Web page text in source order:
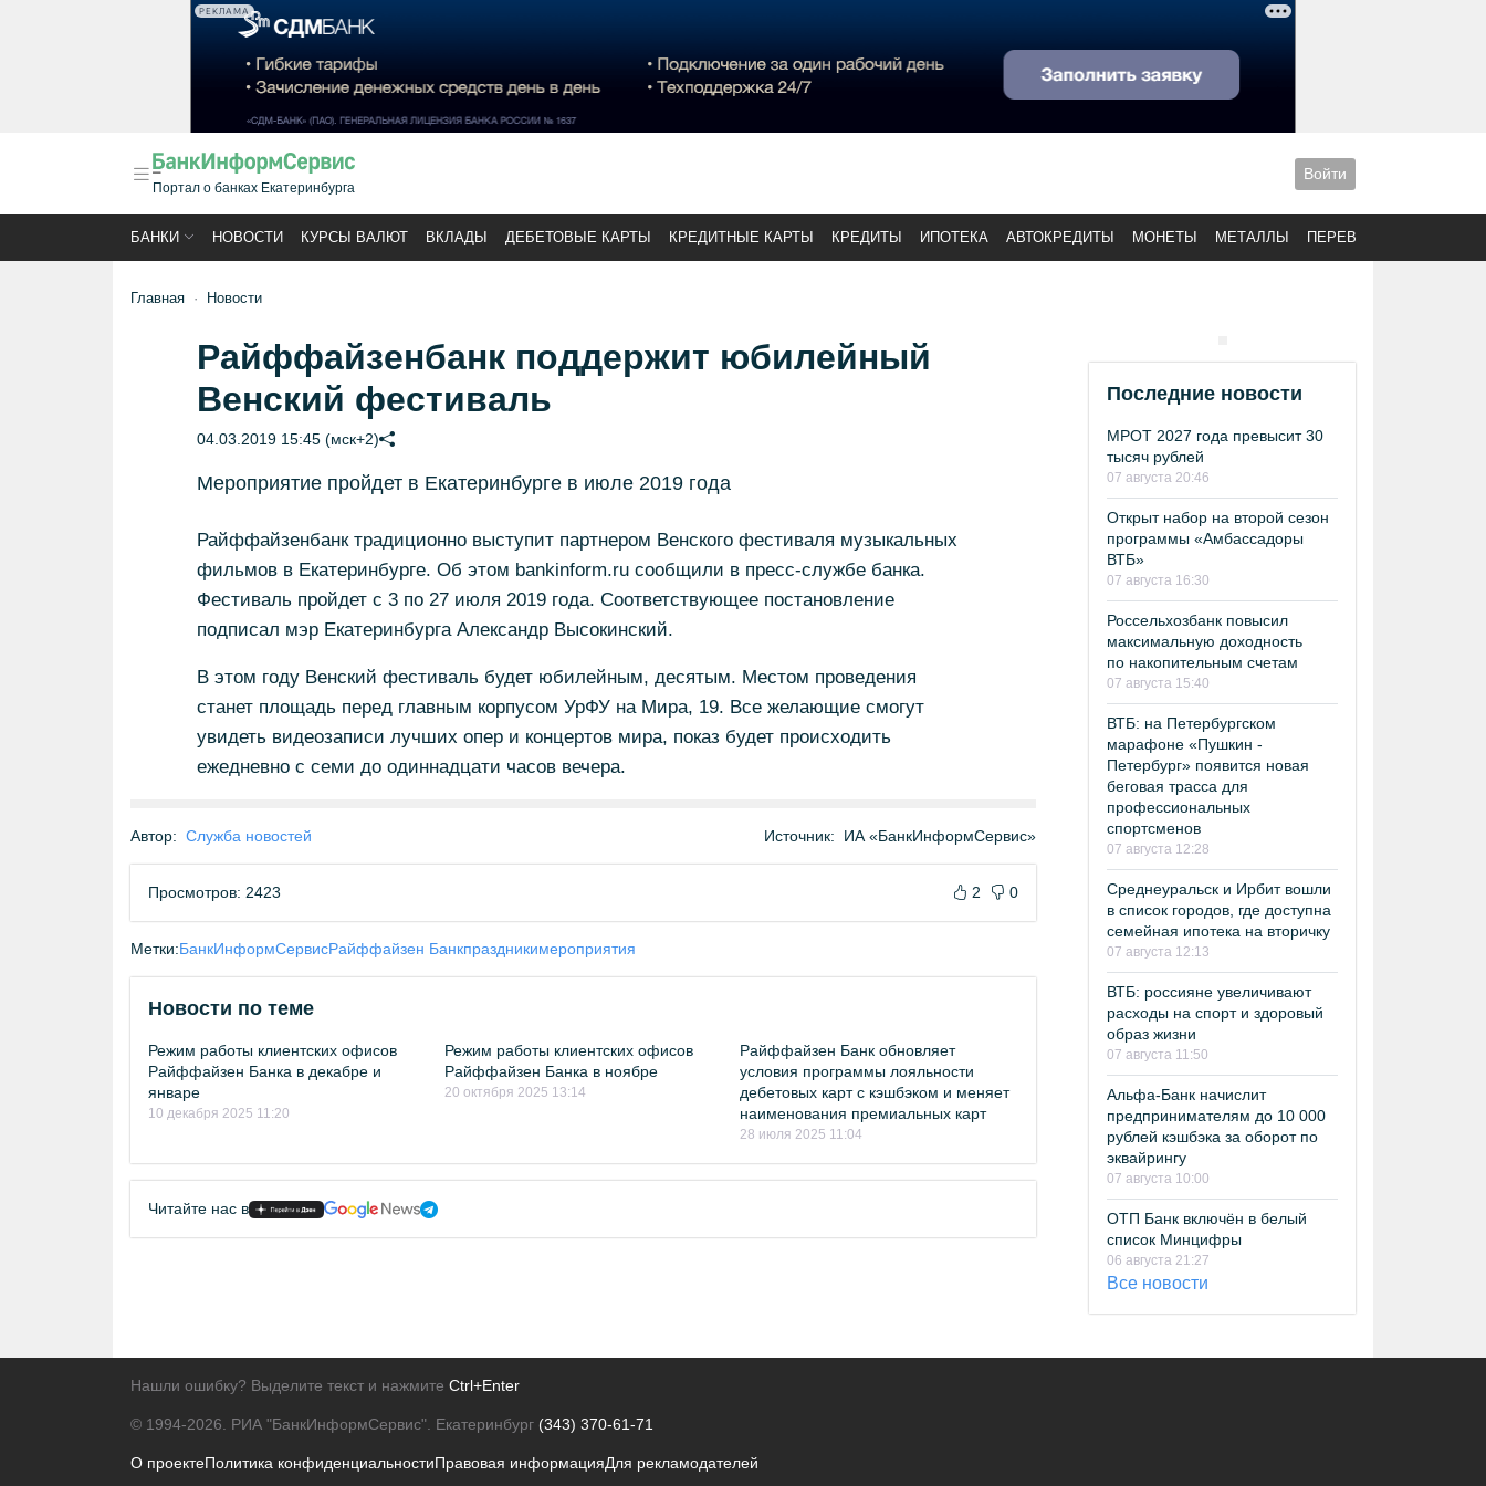
РЕКЛАМА
Портал о банках Екатеринбурга
Войти
БАНКИ НОВОСТИ КУРСЫ ВАЛЮТ ВКЛАДЫ ДЕБЕТОВЫЕ КАРТЫ КРЕДИТНЫЕ КАРТЫ КРЕДИТЫ ИПОТЕКА АВТОКРЕДИТЫ МОНЕТЫ МЕТАЛЛЫ ПЕРЕВОДЫ
Главная Новости
Райффайзенбанк поддержит юбилейный
Венский фестиваль
04.03.2019 15:45 (мск+2)
Мероприятие пройдет в Екатеринбурге в июле 2019 года
Райффайзенбанк традиционно выступит партнером Венского фестиваля музыкальных
фильмов в Екатеринбурге. Об этом bankinform.ru сообщили в пресс-службе банка.
Фестиваль пройдет с 3 по 27 июля 2019 года. Соответствующее постановление
подписал мэр Екатеринбурга Александр Высокинский.
В этом году Венский фестиваль будет юбилейным, десятым. Местом проведения
станет площадь перед главным корпусом УрФУ на Мира, 19. Все желающие смогут
увидеть видеозаписи лучших опер и концертов мира, показ будет происходить
ежедневно с семи до одиннадцати часов вечера.
Автор: Служба новостей Источник: ИА «БанкИнформСервис»
Просмотров: 2423 2 0
Метки:БанкИнформСервисРайффайзен Банкпраздникимероприятия
Новости по теме
Режим работы клиентских офисов
Райффайзен Банка в декабре и
январе
10 декабря 2025 11:20
Режим работы клиентских офисов
Райффайзен Банка в ноябре
20 октября 2025 13:14
Райффайзен Банк обновляет
условия программы лояльности
дебетовых карт с кэшбэком и меняет
наименования премиальных карт
28 июля 2025 11:04
Читайте нас в
Последние новости
МРОТ 2027 года превысит 30
тысяч рублей
07 августа 20:46
Открыт набор на второй сезон
программы «Амбассадоры
ВТБ»
07 августа 16:30
Россельхозбанк повысил
максимальную доходность
по накопительным счетам
07 августа 15:40
ВТБ: на Петербургском
марафоне «Пушкин -
Петербург» появится новая
беговая трасса для
профессиональных
спортсменов
07 августа 12:28
Среднеуральск и Ирбит вошли
в список городов, где доступна
семейная ипотека на вторичку
07 августа 12:13
ВТБ: россияне увеличивают
расходы на спорт и здоровый
образ жизни
07 августа 11:50
Альфа-Банк начислит
предпринимателям до 10 000
рублей кэшбэка за оборот по
эквайрингу
07 августа 10:00
ОТП Банк включён в белый
список Минцифры
06 августа 21:27
Все новости
Нашли ошибку? Выделите текст и нажмите Ctrl+Enter
© 1994-2026. РИА "БанкИнформСервис". Екатеринбург (343) 370-61-71
О проектеПолитика конфиденциальностиПравовая информацияДля рекламодателей